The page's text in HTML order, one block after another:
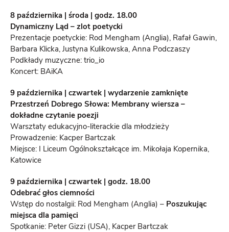
8 października | środa | godz. 18.00
Dynamiczny Ląd – zlot poetycki
Prezentacje poetyckie: Rod Mengham (Anglia), Rafał Gawin,
Barbara Klicka, Justyna Kulikowska, Anna Podczaszy
Podkłady muzyczne: trio_io
Koncert: BAiKA
9 października | czwartek | wydarzenie zamknięte
Przestrzeń Dobrego Słowa: Membrany wiersza –
dokładne czytanie poezji
Warsztaty edukacyjno-literackie dla młodzieży
Prowadzenie: Kacper Bartczak
Miejsce: I Liceum Ogólnokształcące im. Mikołaja Kopernika,
Katowice
9 października | czwartek | godz. 18.00
Odebrać głos ciemności
Wstęp do nostalgii: Rod Mengham (Anglia) – Poszukując
miejsca dla pamięci
Spotkanie: Peter Gizzi (USA), Kacper Bartczak